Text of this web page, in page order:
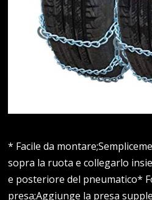
* Facile da
sopra la ruota e collegarlo
e posteriore del pneumatico*
presa;Aggiunge la presa